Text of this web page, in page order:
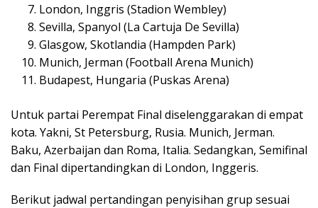
London, Inggris (Stadion Wembley)
Sevilla, Spanyol (La Cartuja De Sevilla)
Glasgow, Skotlandia (Hampden Park)
Munich, Jerman (Football Arena Munich)
Budapest, Hungaria (Puskas Arena)
Untuk partai Perempat Final diselenggarakan di empat
kota. Yakni, St Petersburg, Rusia. Munich, Jerman.
Baku, Azerbaijan dan Roma, Italia. Sedangkan, Semifinal
dan Final dipertandingkan di London, Inggeris.
Berikut jadwal pertandingan penyisihan grup sesuai